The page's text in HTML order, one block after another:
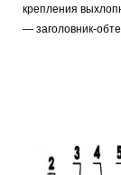
крепления
— заголовник-